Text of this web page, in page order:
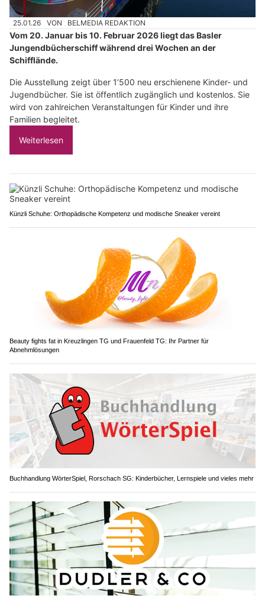
25.01.26 VON BELMEDIA REDAKTION
Vom 20. Januar bis 10. Februar 2026 liegt das Basler
Jungendbücherschiff während drei Wochen an der
Schifflände.
Die Ausstellung zeigt über 1’500 neu erschienene Kinder- und
Jugendbücher. Sie ist öffentlich zugänglich und kostenlos. Sie
wird von zahlreichen Veranstaltungen für Kinder und ihre
Familien begleitet.
Weiterlesen
Künzli Schuhe: Orthopädische Kompetenz und modische Sneaker vereint
Beauty fights fat in Kreuzlingen TG und Frauenfeld TG: Ihr Partner für
Abnehmlösungen
Buchhandlung WörterSpiel, Rorschach SG: Kinderbücher, Lernspiele und vieles mehr